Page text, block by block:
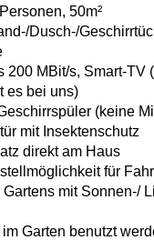
50m²
Dusch-/
200 MBit/s, Smart-TV
es bei uns)
(keine
mit Insektenschutz
direkt am Haus
für
mit Sonnen-/
Garten benutzt